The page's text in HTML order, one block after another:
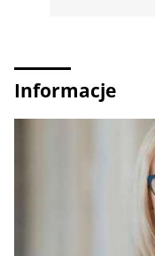
Informacje